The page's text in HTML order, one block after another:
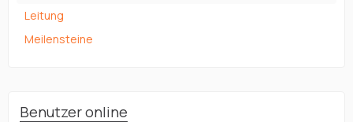
Leitung
Meilensteine
Benutzer online